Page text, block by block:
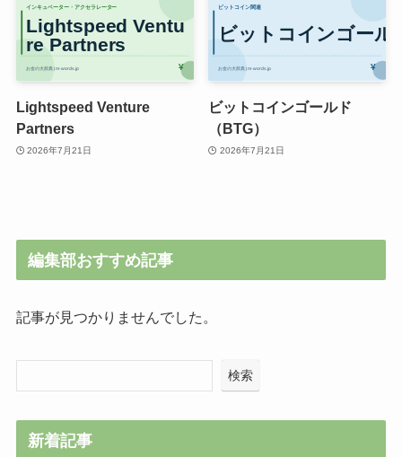
Lightspeed Venture
Partners
2026年7月21日
ビットコインゴールド
（BTG）
2026年7月21日
編集部おすすめ記事
記事が見つかりませんでした。
検索
新着記事